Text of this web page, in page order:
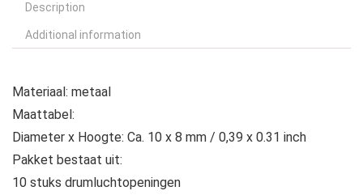
Description
Additional information
Materiaal: metaal
Maattabel:
Diameter x Hoogte: Ca. 10 x 8 mm / 0,39 x 0.31 inch
Pakket bestaat uit:
10 stuks drumluchtopeningen